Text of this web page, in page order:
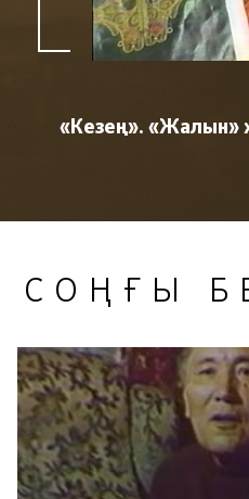
«Кезең». «Жалын»
СОҢҒЫ